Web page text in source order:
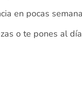
en pocas
o te pones al